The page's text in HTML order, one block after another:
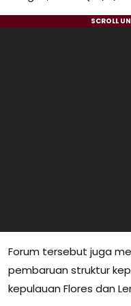
Forum tersebut juga
pembaruan struktur
kepulauan Flores dan